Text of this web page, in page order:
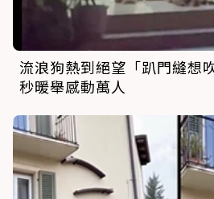
流浪狗熱到絕望「趴門縫想
秒暖舉感動萬人